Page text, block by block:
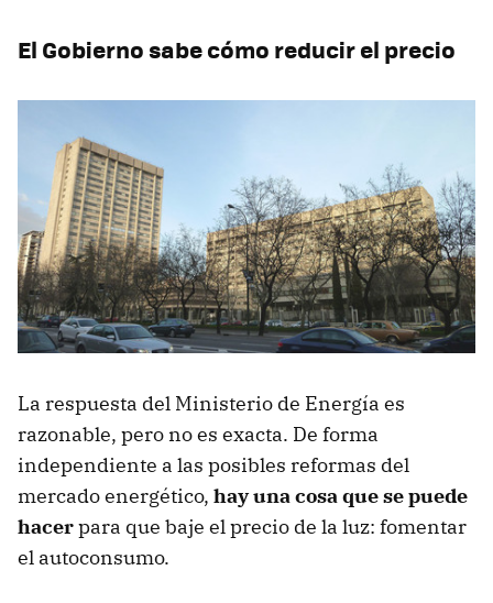
El Gobierno sabe cómo reducir el precio
La respuesta del Ministerio de Energía es
razonable, pero no es exacta. De forma
independiente a las posibles reformas del
mercado energético, hay una cosa que se puede
hacerpara que baje el precio de la luz: fomentar
el autoconsumo.